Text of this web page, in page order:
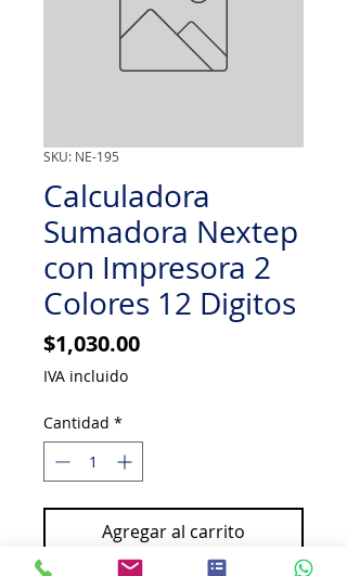
SKU: NE-195
Calculadora
Sumadora Nextep
con Impresora 2
Colores 12 Digitos
$1,030.00Precio
IVA incluido
Cantidad *
Agregar al carrito